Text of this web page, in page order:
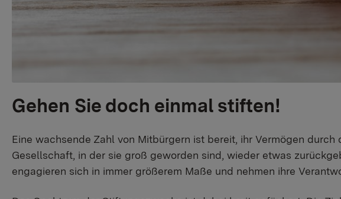
Gehen Sie doch einmal stiften!
Eine wachsende Zahl von Mitbürgern ist bereit, ihr Vermögen
Gesellschaft, in der sie groß geworden sind, wieder etwas
engagieren sich in immer größerem Maße und nehmen ihre